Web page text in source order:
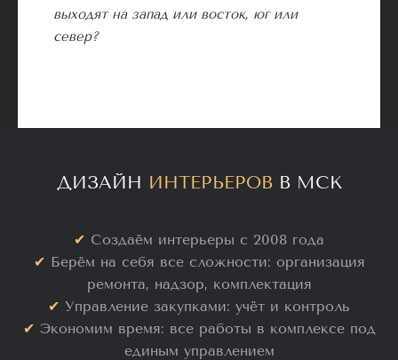
выходят на запад или восток, юг или
север?
ДИЗАЙН ИНТЕРЬЕРОВВ МСК
✔ Создаём интерьеры с 2008 года
✔ Берём на себя все сложности: организация
ремонта, надзор, комплектация
✔ Управление закупками: учёт и контроль
✔ Экономим время: все работы в комплексе под
единым управлением